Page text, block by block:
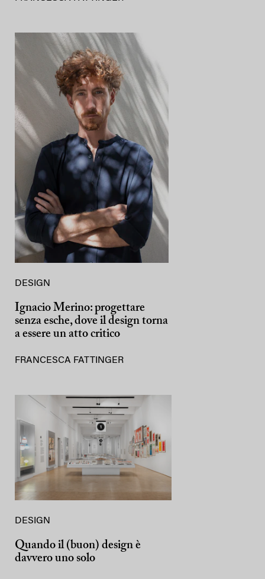
DESIGN
Ignacio Merino: progettare
senza esche, dove il design torna
a essere un atto critico
FRANCESCA FATTINGER
DESIGN
Quando il (buon) design è
davvero uno solo